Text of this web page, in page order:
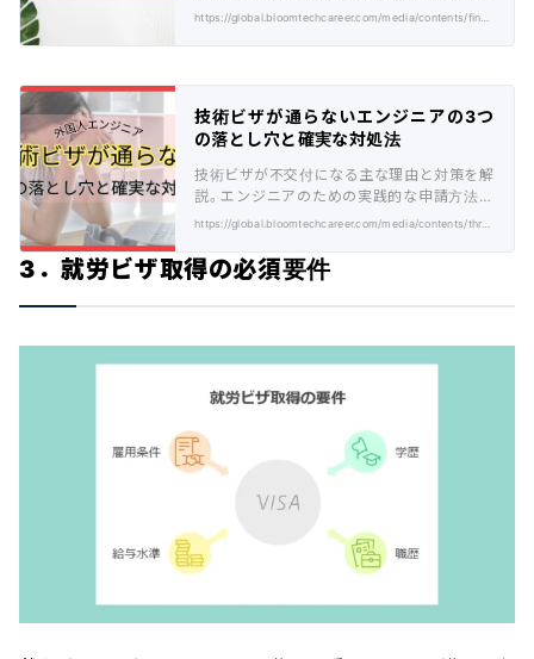
イントまで、実務で使える情報を提供。
https://global.bloomtechcareer.com/media/contents/find-out-the-period-of-stay-for-your-japanese-work-visa/
技術ビザが通らないエンジニアの3つ
の落とし穴と確実な対処法
技術ビザが不交付になる主な理由と対策を解
説。エンジニアのための実践的な申請方法や
企業との調整方法を紹介します。
https://global.bloomtechcareer.com/media/contents/three-pitfalls-for-engineers-who-are-not-granted-technical-visas-and-how-to-deal-with-them/
3．就労ビザ取得の必須要件